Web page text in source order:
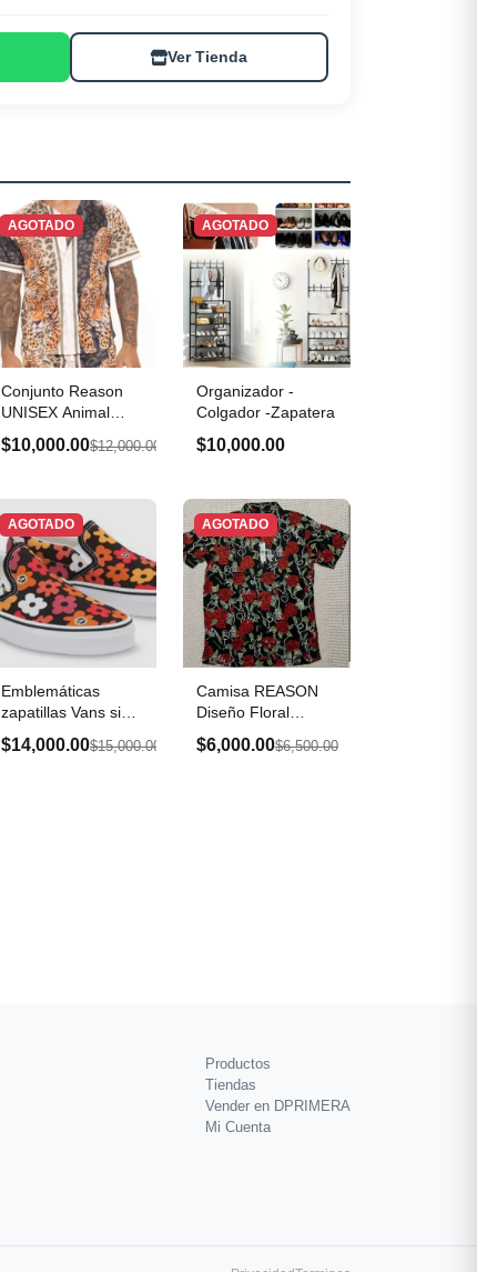
Ver Tienda
AGOTADO
Conjunto Reason
UNISEX Animal
Print Talla S
$10,000.00$12,000.00
AGOTADO
Organizador -
Colgador -Zapatera
$10,000.00
AGOTADO
Emblemáticas
zapatillas Vans sin
cordones Slip-...
$14,000.00$15,000.00
AGOTADO
Camisa REASON
Diseño Floral
TALLA S
$6,000.00$6,500.00
Productos
Tiendas
Vender en DPRIMERA
Mi Cuenta